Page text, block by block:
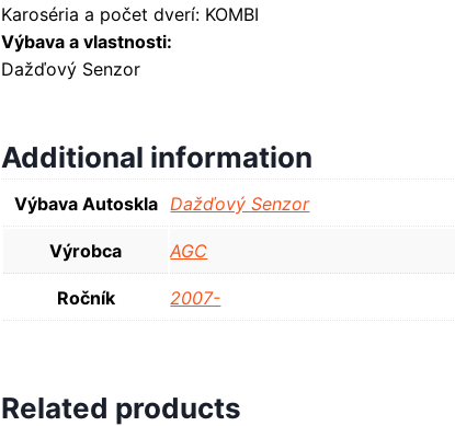
Karoséria a počet dverí: KOMBI
Výbava a vlastnosti:
Dažďový Senzor
Additional information
Výbava Autoskla Dažďový Senzor
Výrobca AGC
Ročník 2007-
Related products